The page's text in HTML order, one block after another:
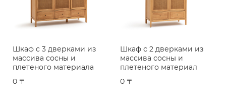
Шкаф с 3 дверками из
массива сосны и
плетеного материала
0 〒
Шкаф с 2 дверками из
массива сосны и
плетеного материал
0 〒